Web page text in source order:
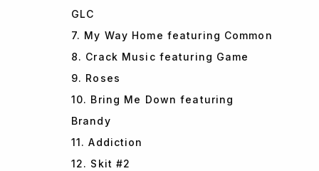
GLC
7. My Way Home featuring Common
8. Crack Music featuring Game
9. Roses
10. Bring Me Down featuring
Brandy
11. Addiction
12. Skit #2